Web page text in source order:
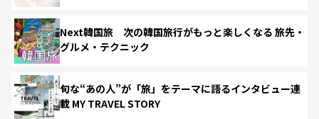
Next韓国旅 次の韓国旅行がもっと楽しくなる 旅先・
グルメ・テクニック
旬な“あの人”が「旅」をテーマに語るインタビュー連
載 MY TRAVEL STORY